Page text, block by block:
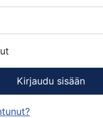
Kirjaudu sisään